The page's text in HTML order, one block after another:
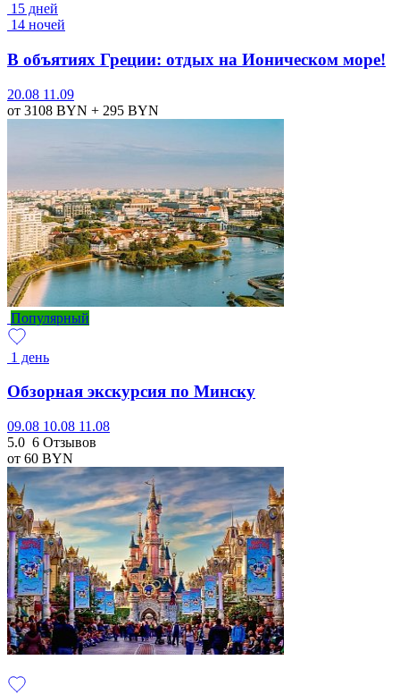
15 дней
14 ночей
В объятиях Греции: отдых на Ионическом море!
20.08 11.09
от 3108 BYN + 295 BYN
Популярный
1 день
Обзорная экскурсия по Минску
09.08 10.08 11.08
5.0 6 Отзывов
от 60 BYN